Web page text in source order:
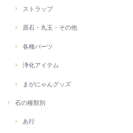
ストラップ
原石・丸玉・その他
各種パーツ
浄化アイテム
まがにゃんグッズ
石の種類別
あ行